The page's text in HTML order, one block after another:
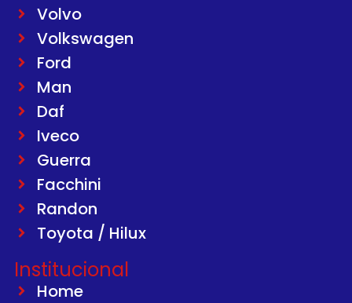
Volvo
Volkswagen
Ford
Man
Daf
Iveco
Guerra
Facchini
Randon
Toyota / Hilux
Institucional
Home